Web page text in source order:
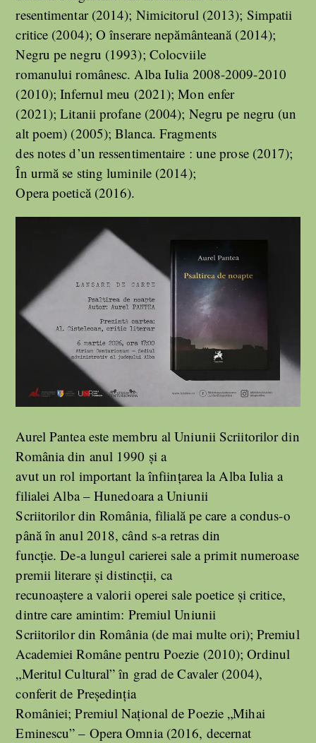
resentimentar (2014); Nimicitorul (2013); Simpatii
critice (2004); O înserare nepământeană (2014);
Negru pe negru (1993); Colocviile
romanului românesc. Alba Iulia 2008-2009-2010
(2010); Infernul meu (2021); Mon enfer
(2021); Litanii profane (2004); Negru pe negru (un
alt poem) (2005); Blanca. Fragments
des notes d’un ressentimentaire : une prose (2017);
În urmă se sting luminile (2014);
Opera poetică (2016).
Aurel Pantea este membru al Uniunii Scriitorilor din
România din anul 1990 și a
avut un rol important la înființarea la Alba Iulia a
filialei Alba – Hunedoara a Uniunii
Scriitorilor din România, filială pe care a condus-o
până în anul 2018, când s-a retras din
funcție. De-a lungul carierei sale a primit numeroase
premii literare și distincții, ca
recunoaștere a valorii operei sale poetice și critice,
dintre care amintim: Premiul Uniunii
Scriitorilor din România (de mai multe ori); Premiul
Academiei Române pentru Poezie (2010); Ordinul
„Meritul Cultural” în grad de Cavaler (2004),
conferit de Președinția
României; Premiul Național de Poezie „Mihai
Eminescu” – Opera Omnia (2016, decernat